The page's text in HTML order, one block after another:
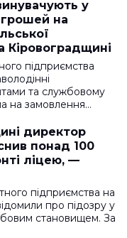
у
грошей на
Кіровоградщині
підприємства
та службовому
на замовлення…
директор
понад 100
ліцею, —
підприємства на
про підозру у
становищем. За